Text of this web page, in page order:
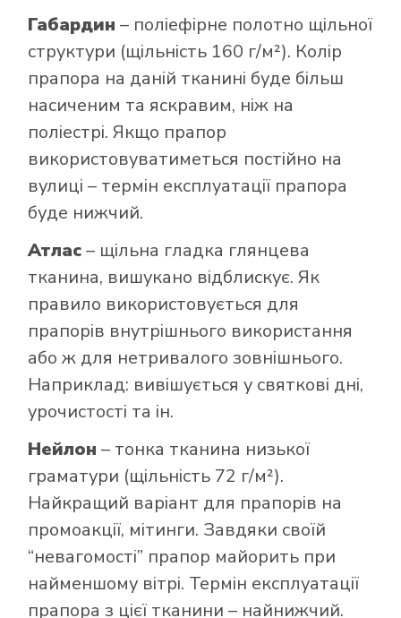
Габардин – поліефірне полотно щільної
структури (щільність 160 г/м²). Колір
прапора на даній тканині буде більш
насиченим та яскравим, ніж на
поліестрі. Якщо прапор
використовуватиметься постійно на
вулиці – термін експлуатації прапора
буде нижчий.
Атлас– щільна гладка глянцева
тканина, вишукано відблискує. Як
правило використовується для
прапорів внутрішнього використання
або ж для нетривалого зовнішнього.
Наприклад: вивішується у святкові дні,
урочистості та ін.
Нейлон – тонка тканина низької
граматури (щільність 72 г/м²).
Найкращий варіант для прапорів на
промоакції, мітинги. Завдяки своїй
“невагомості” прапор майорить при
найменшому вітрі. Термін експлуатації
прапора з цієї тканини – найнижчий.